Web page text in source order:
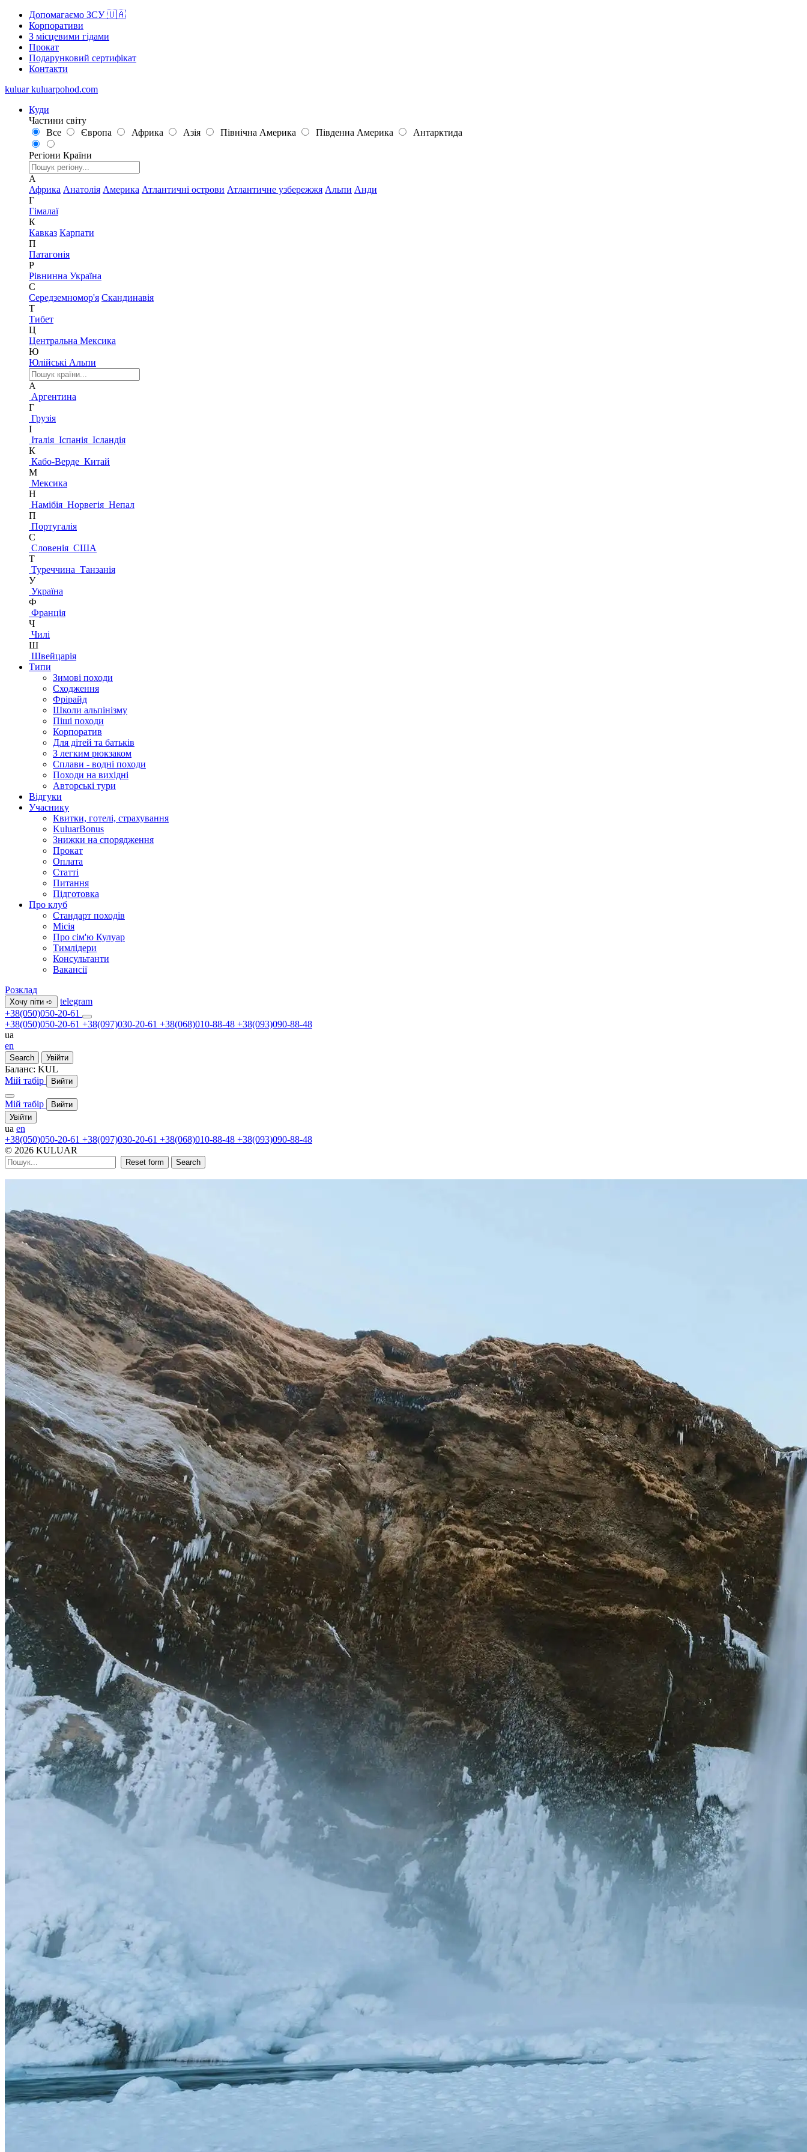
Допомагаємо ЗСУ 🇺🇦
Корпоративи
З місцевими гідами
Прокат
Подарунковий сертифікат
Контакти
kuluar kuluarpohod.com
Куди
Частини світу
Все
Європа Африка Азія Північна Америка Південна Америка Антарктида
Регіони Країни
А
Африка Анатолія Америка Атлантичні острови Атлантичне узбережжя Альпи Анди
Г
Гімалаї
К
Кавказ Карпати
П
Патагонія
Р
Рівнинна Україна
С
Середземномор'я Скандинавія
Т
Тибет
Ц
Центральна Мексика
Ю
Юлійські Альпи
А
Аргентина
Г
Грузія
І
Італія Іспанія Ісландія
К
Кабо-Верде Китай
М
Мексика
Н
Намібія Норвегія Непал
П
Португалія
С
Словенія США
Т
Туреччина Танзанія
У
Україна
Ф
Франція
Ч
Чилі
Ш
Швейцарія
Типи
Зимові походи
Сходження
Фрірайд
Школи альпінізму
Піші походи
Корпоратив
Для дітей та батьків
З легким рюкзаком
Сплави - водні походи
Походи на вихідні
Авторські тури
Відгуки
Учаснику
Квитки, готелі, страхування
KuluarBonus
Знижки на спорядження
Прокат
Оплата
Статті
Питання
Підготовка
Про клуб
Стандарт походів
Місія
Про сім'ю Кулуар
Тимлідери
Консультанти
Вакансії
Розклад
Хочу піти ➪
telegram
+38(050)050-20-61
+38(050)050-20-61 +38(097)030-20-61 +38(068)010-88-48 +38(093)090-88-48
ua
en
Search Увійти
Баланс: KUL
Мій табір
Вийти
Мій табір
Вийти
Увійти
ua en
+38(050)050-20-61 +38(097)030-20-61 +38(068)010-88-48 +38(093)090-88-48
© 2026 KULUAR
Reset form Search